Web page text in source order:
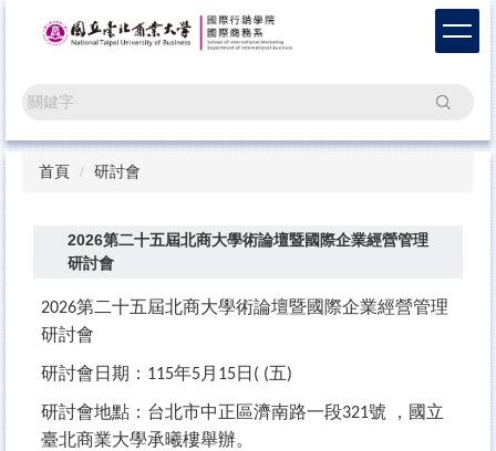
區
搜尋
首頁 研討會
2026第二十五屆北商大學術論壇暨國際企業經營管理
研討會
2026第二十五屆北商大學術論壇暨國際企業經營管理
研討會
研討會日期： 115年5月 15日 ( (五)
研討會地點：台北市中正區濟南路一段321號
，國立
臺北商業大學承曦樓舉辦。